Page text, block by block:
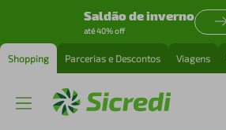
Saldão de inverno
até 40% off
Shopping Parcerias e Descontos Viagens